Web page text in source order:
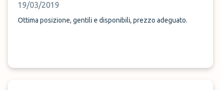
19/03/2019
Ottima posizione, gentili e disponibili, prezzo adeguato.